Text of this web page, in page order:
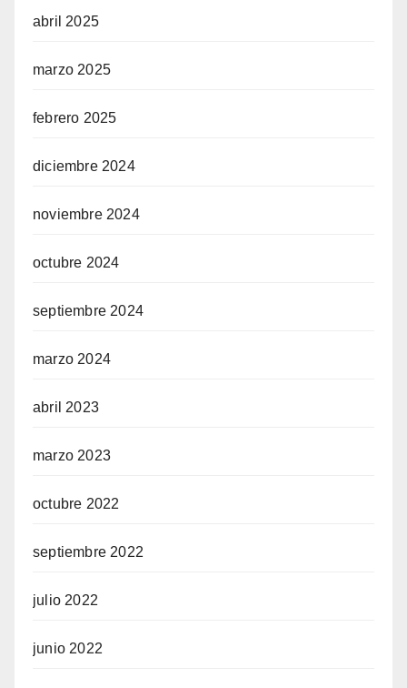
abril 2025
marzo 2025
febrero 2025
diciembre 2024
noviembre 2024
octubre 2024
septiembre 2024
marzo 2024
abril 2023
marzo 2023
octubre 2022
septiembre 2022
julio 2022
junio 2022